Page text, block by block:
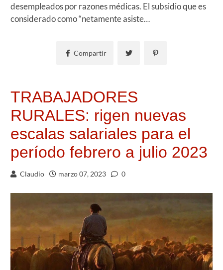
desempleados por razones médicas. El subsidio que es
considerado como “netamente asiste…
Compartir
TRABAJADORES
RURALES: rigen nuevas
escalas salariales para el
período febrero a julio 2023
Claudio marzo 07, 2023 0